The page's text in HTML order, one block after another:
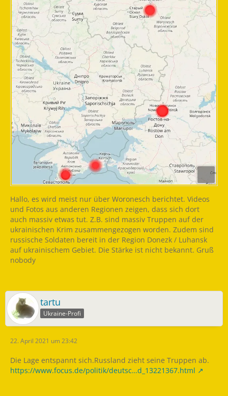
Hallo, es wird meist nur über Woronesch berichtet. Videos
und Fotos aus anderen Regionen zeigen, dass sich dort
auch massiv etwas tut. Z.B. sind massiv Truppen auf der
ukrainischen Krim zusammengezogen worden. Zudem sind
russische Soldaten bereit in der Region Donezk / Luhansk
auf ukrainischem Gebiet. Die Stärke ist nicht bekannt. Gruß
nobody
tartu
Ukraine-Profi
22. April 2021 um 23:42
Die Lage entspannt sich.Russland zieht seine Truppen ab.
https://www.focus.de/politik/deutsc…d_13221367.html